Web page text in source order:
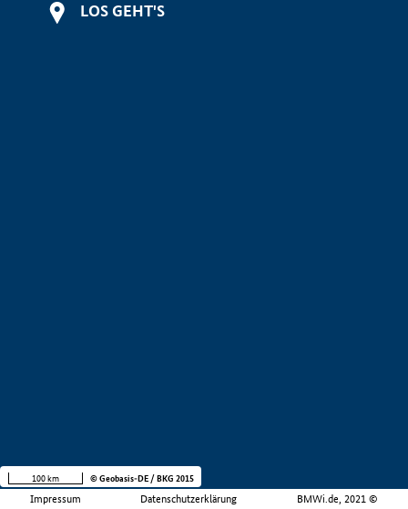
LOS GEHT'S
Impressum Datenschutzerklärung BMWi.de, 2021 ©
100 km © Geobasis-DE / BKG 2015